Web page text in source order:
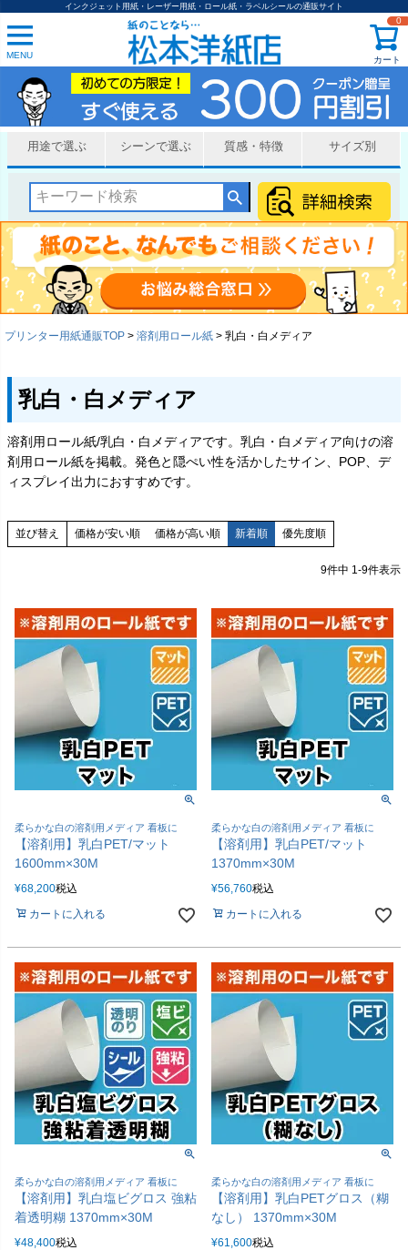
インクジェット用紙・レーザー用紙・ロール紙・ラベルシールの通販サイト
MENU カート
0
用途で選ぶ シーンで選ぶ 質感・特徴 サイズ別
プリンター用紙通販TOP 溶剤用ロール紙 乳白・白メディア
乳白・白メディア
溶剤用ロール紙/乳白・白メディアです。乳白・白メディア向けの溶
剤用ロール紙を掲載。発色と隠ぺい性を活かしたサイン、POP、デ
ィスプレイ出力におすすめです。
並び替え 価格が安い順 価格が高い順 新着順 優先度順
9件中 1-9件表示
柔らかな白の溶剤用メディア 看板に
【溶剤用】乳白PET/マット
1600mm×30M
¥68,200税込
カートに入れる
柔らかな白の溶剤用メディア 看板に
【溶剤用】乳白PET/マット
1370mm×30M
¥56,760税込
カートに入れる
柔らかな白の溶剤用メディア 看板に
【溶剤用】乳白塩ビグロス 強粘
着透明糊 1370mm×30M
¥48,400税込
柔らかな白の溶剤用メディア 看板に
【溶剤用】乳白PETグロス（糊
なし） 1370mm×30M
¥61,600税込